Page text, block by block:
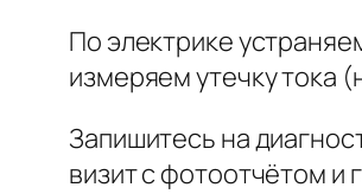
По электрике
измеряем утечку тока (
Запишитесь на
визит с фотоотчётом и